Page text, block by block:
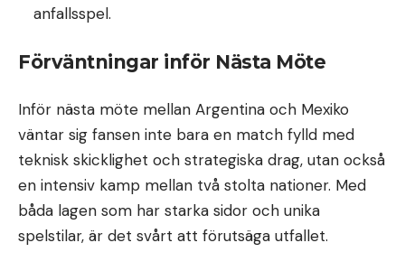
anfallsspel.
Förväntningar inför Nästa Möte
Inför nästa möte mellan Argentina och Mexiko
väntar sig fansen inte bara en match fylld med
teknisk skicklighet och strategiska drag, utan också
en intensiv kamp mellan två stolta nationer. Med
båda lagen som har starka sidor och unika
spelstilar, är det svårt att förutsäga utfallet.